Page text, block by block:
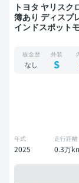
トヨタ ヤリスクロス ハイ
簿あり ディスプ
インドスポット
板金歴
なし
外装
S
年式
2025
走行距離
0.3万